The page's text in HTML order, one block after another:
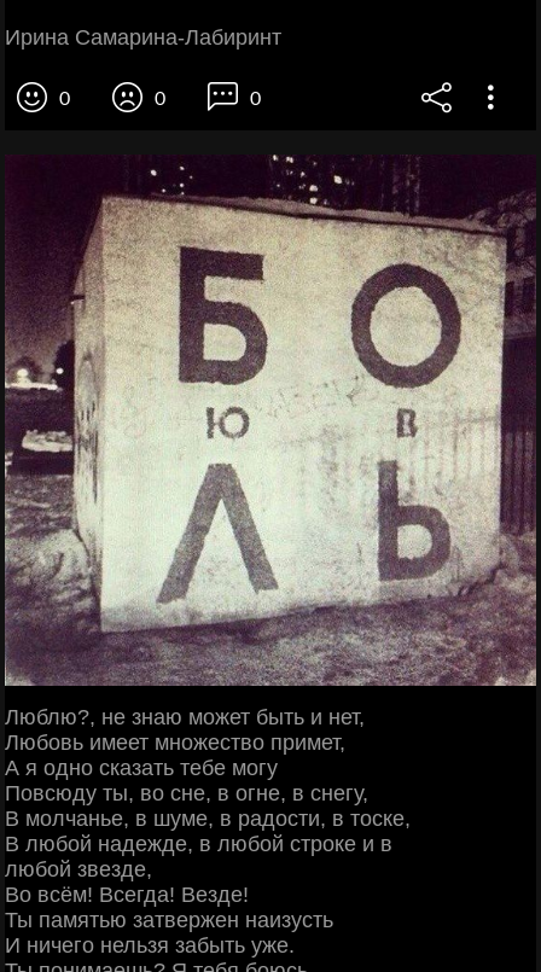
Ирина Самарина-Лабиринт
0 0 0
Люблю?, не знаю может быть и нет,
Любовь имеет множество примет,
А я одно сказать тебе могу
Повсюду ты, во сне, в огне, в снегу,
В молчанье, в шуме, в радости, в тоске,
В любой надежде, в любой строке и в
любой звезде,
Во всём! Всегда! Везде!
Ты памятью затвержен наизусть
И ничего нельзя забыть уже.